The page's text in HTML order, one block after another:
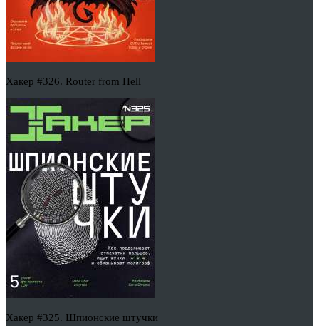
Хакер #326. Router from Hell
Хакер #325. Шпионские штучки